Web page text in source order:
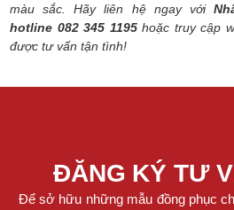
màu sắc.Hãy liên hệ ngay với
hotline 082 345 1195hoặc truy cập
được tư vấn tận tình!
ĐĂNG KÝ TƯ
Để sở hữu những mẫu đồng phục